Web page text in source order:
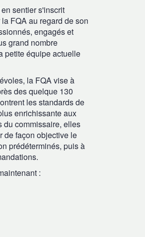
sentier s'inscrit
FQA au regard de son
engagés et
grand nombre
petite équipe actuelle
la FQA vise à
des quelque 130
les standards de
enrichissante aux
du commissaire, elles
de façon objective le
prédéterminés, puis à
: